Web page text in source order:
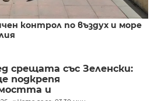
контрол по въздух и море
срещата със Зеленски:
подкрепя
и